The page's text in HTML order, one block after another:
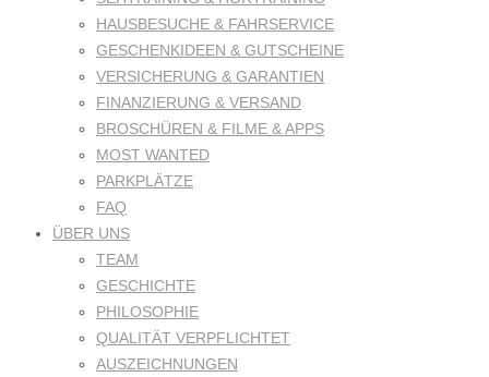
HAUSBESUCHE & FAHRSERVICE
GESCHENKIDEEN & GUTSCHEINE
VERSICHERUNG & GARANTIEN
FINANZIERUNG & VERSAND
BROSCHÜREN & FILME & APPS
MOST WANTED
PARKPLÄTZE
FAQ
ÜBER UNS
TEAM
GESCHICHTE
PHILOSOPHIE
QUALITÄT VERPFLICHTET
AUSZEICHNUNGEN